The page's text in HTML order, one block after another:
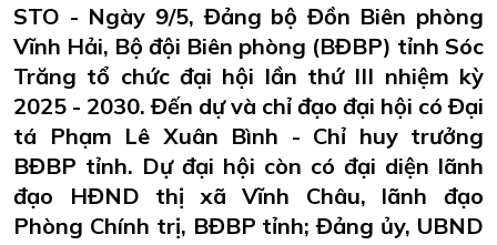
STO - Ngày 9/5, Đảng bộ Đồn Biên phòng
Vĩnh Hải, Bộ đội Biên phòng (BĐBP) tỉnh Sóc
Trăng tổ chức đại hội lần thứ III nhiệm kỳ
2025 - 2030. Đến dự và chỉ đạo đại hội có Đại
tá Phạm Lê Xuân Bình - Chỉ huy trưởng
BĐBP tỉnh. Dự đại hội còn có đại diện lãnh
đạo HĐND thị xã Vĩnh Châu, lãnh đạo
Phòng Chính trị, BĐBP tỉnh; Đảng ủy, UBND